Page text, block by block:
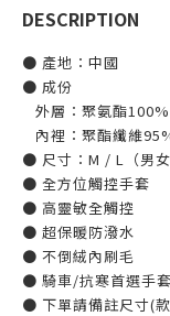
DESCRIPTION
● 產地：中國
● 成份
外層：聚氨酯100%
內裡：聚酯纖維
● 尺寸：M / L（男女
● 全方位觸控手套
● 高靈敏全觸控
● 超保暖防潑水
● 不倒絨內刷毛
● 騎車/抗寒首選手套
● 下單請備註尺寸(